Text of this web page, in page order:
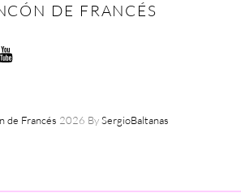
DE FRANCÉS
de Francés 2026 BySergioBaltanas